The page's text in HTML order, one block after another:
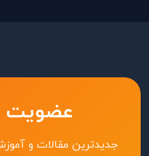
عضویت
جدیدترین مقالات و